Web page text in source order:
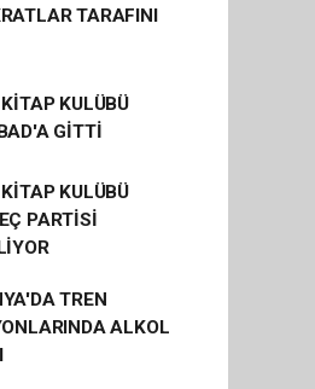
TARAFINI
KULÜBÜ
GİTTİ
KULÜBÜ
PARTİSİ
TREN
ALKOL